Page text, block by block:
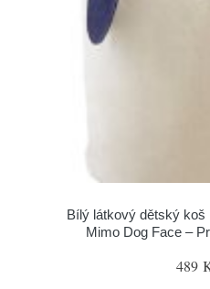
Bílý látkový dětský
Mimo Dog Face –
489